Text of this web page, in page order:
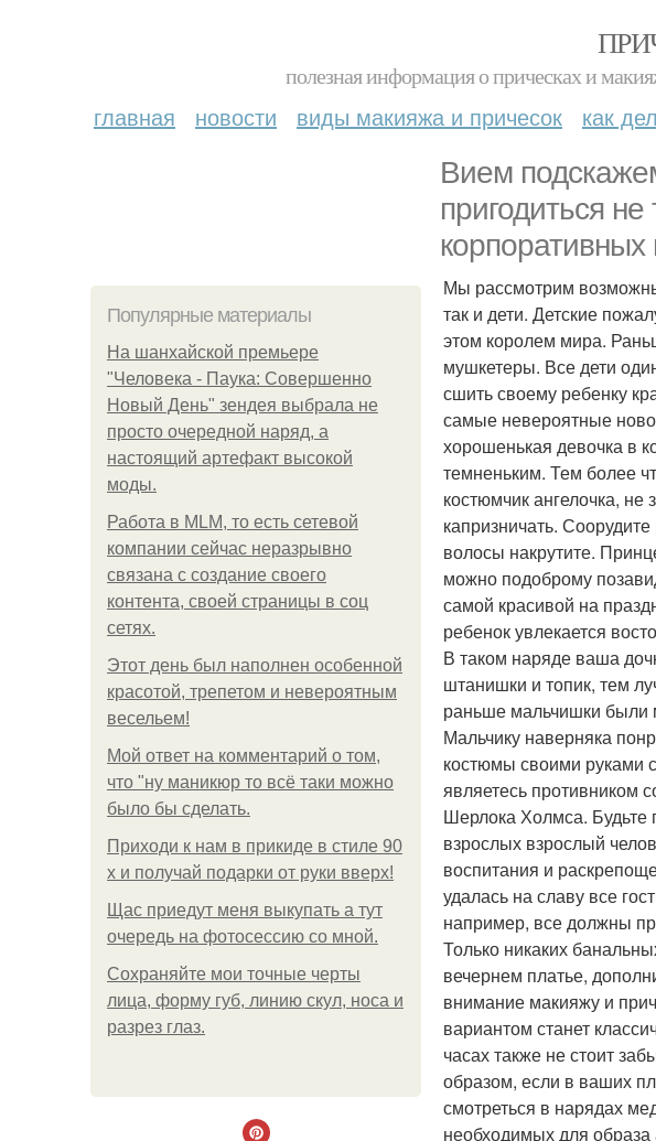
полезная информация о прическах и
главная новости виды макияжа и причесок как
Вием
пригодиться
корпоративных
Популярные материалы
На шанхайской премьере
"Человека - Паука: Совершенно
Новый День" зендея выбрала не
просто очередной наряд, а
настоящий артефакт высокой
моды.
Работа в MLM, то есть сетевой
компании сейчас неразрывно
связана с создание своего
контента, своей страницы в соц
сетях.
Этот день был наполнен особенной
красотой, трепетом и невероятным
весельем!
Мой ответ на комментарий о том,
что "ну маникюр то всё таки можно
было бы сделать.
Приходи к нам в прикиде в стиле 90
х и получай подарки от руки вверх!
Щас приедут меня выкупать а тут
очередь на фотосессию со мной.
Сохраняйте мои точные черты
лица, форму губ, линию скул, носа и
разрез глаз.
Мы рассмотрим
так и дети. Детские
этом королем мира.
мушкетеры. Все дети
сшить своему ребенку
самые невероятные
хорошенькая девочка в
темненьким. Тем более
костюмчик ангелочка,
капризничать.
волосы накрутите.
можно подоброму
самой красивой на
ребенок увлекается
В таком наряде ваша
штанишки и топик, тем
раньше мальчишки были
Мальчику наверняка
костюмы своими руками
являетесь противником
Шерлока Холмса. Будьте
взрослых взрослый
воспитания и
удалась на славу все
например, все должны
Только никаких
вечернем платье,
внимание макияжу и
вариантом станет
часах также не стоит
образом, если в ваших
смотреться в нарядах
необходимых для образа